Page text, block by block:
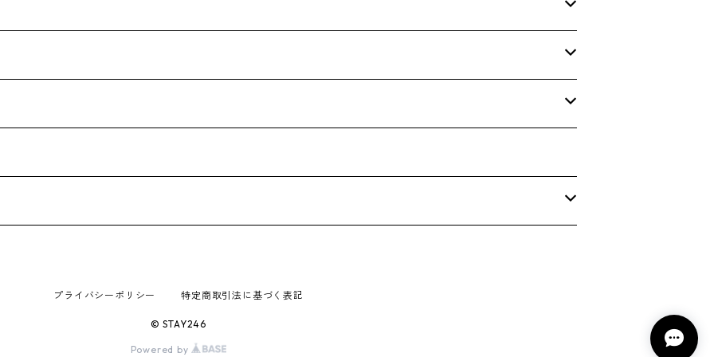
プライバシーポリシー 特定商取引法に基づく表記
© STAY246
Powered by